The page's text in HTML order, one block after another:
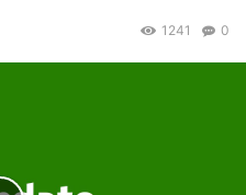
0
1241